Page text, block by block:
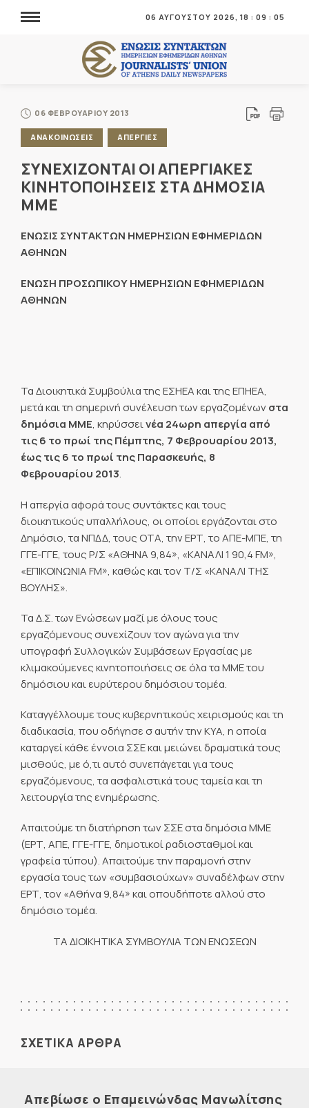
06 ΑΥΓΟΥΣΤΟΥ 2026, 18 : 09 : 05
06 ΦΕΒΡΟΥΑΡΙΟΥ 2013
ΑΝΑΚΟΙΝΩΣΕΙΣ ΑΠΕΡΓΙΕΣ
ΣΥΝΕΧΙΖΟΝΤΑΙ ΟΙ ΑΠΕΡΓΙΑΚΕΣ
ΚΙΝΗΤΟΠΟΙΗΣΕΙΣ ΣΤΑ ΔΗΜΟΣΙΑ
ΜΜΕ
ΕΝΩΣΙΣ ΣΥΝΤΑΚΤΩΝ ΗΜΕΡΗΣΙΩΝ ΕΦΗΜΕΡΙΔΩΝ
ΑΘΗΝΩΝ
ΕΝΩΣΗ ΠΡΟΣΩΠΙΚΟΥ ΗΜΕΡΗΣΙΩΝ ΕΦΗΜΕΡΙΔΩΝ
ΑΘΗΝΩΝ
Τα Διοικητικά Συμβούλια της ΕΣΗΕΑ και της ΕΠΗΕΑ,
μετά και τη σημερινή συνέλευση των εργαζομένωνστα
δημόσια ΜΜΕ, κηρύσσεινέα 24ωρη απεργία από
τις 6 το πρωί της Πέμπτης, 7 Φεβρουαρίου 2013,
έως τις 6 το πρωί της Παρασκευής, 8
Φεβρουαρίου 2013.
Η απεργία αφορά τους συντάκτες και τους
διοικητικούς υπαλλήλους, οι οποίοι εργάζονται στο
Δημόσιο, τα ΝΠΔΔ, τους ΟΤΑ, την ΕΡΤ, το ΑΠΕ-ΜΠΕ, τη
ΓΓΕ-ΓΓΕ, τους Ρ/Σ «ΑΘΗΝΑ 9,84», «ΚΑΝΑΛΙ 1 90,4 FM»,
«ΕΠΙΚΟΙΝΩΝΙΑ FM», καθώς και τον Τ/Σ «ΚΑΝΑΛΙ ΤΗΣ
ΒΟΥΛΗΣ».
Τα Δ.Σ. των Ενώσεων μαζί με όλους τους
εργαζόμενους συνεχίζουν τον αγώνα για την
υπογραφή Συλλογικών Συμβάσεων Εργασίας με
κλιμακούμενες κινητοποιήσεις σε όλα τα ΜΜΕ του
δημόσιου και ευρύτερου δημόσιου τομέα.
Καταγγέλλουμε τους κυβερνητικούς χειρισμούς και τη
διαδικασία, που οδήγησε σ αυτήν την ΚΥΑ, η οποία
καταργεί κάθε έννοια ΣΣΕ και μειώνει δραματικά τους
μισθούς, με ό,τι αυτό συνεπάγεται για τους
εργαζόμενους, τα ασφαλιστικά τους ταμεία και τη
λειτουργία της ενημέρωσης.
Απαιτούμε τη διατήρηση των ΣΣΕ στα δημόσια ΜΜΕ
(ΕΡΤ, ΑΠΕ, ΓΓΕ-ΓΓΕ, δημοτικοί ραδιοσταθμοί και
γραφεία τύπου). Απαιτούμε την παραμονή στην
εργασία τους των «συμβασιούχων» συναδέλφων στην
ΕΡΤ, τον «Αθήνα 9,84» και οπουδήποτε αλλού στο
δημόσιο τομέα.
ΤΑ ΔΙΟΙΚΗΤΙΚΑ ΣΥΜΒΟΥΛΙΑ ΤΩΝ ΕΝΩΣΕΩΝ
ΣΧΕΤΙΚΑ ΑΡΘΡΑ
Απεβίωσε ο Επαμεινώνδας Μανωλίτσης